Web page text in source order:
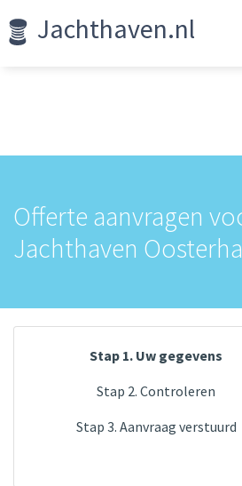
Jachthaven.nl
Offerte aanvragen
Jachthaven
Stap 1. Uw gegevens
Stap 2. Controleren
Stap 3. Aanvraag verstuurd